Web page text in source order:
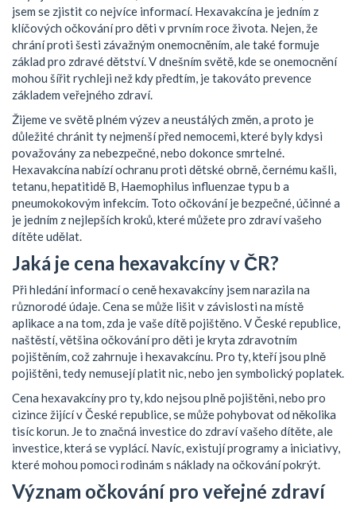
jsem se zjistit co nejvíce informací. Hexavakcína je jedním z
klíčových očkování pro děti v prvním roce života. Nejen, že
chrání proti šesti závažným onemocněním, ale také formuje
základ pro zdravé dětství. V dnešním světě, kde se onemocnění
mohou šířit rychleji než kdy předtím, je takováto prevence
základem veřejného zdraví.
Žijeme ve světě plném výzev a neustálých změn, a proto je
důležité chránit ty nejmenší před nemocemi, které byly kdysi
považovány za nebezpečné, nebo dokonce smrtelné.
Hexavakcína nabízí ochranu proti dětské obrně, černému kašli,
tetanu, hepatitidě B, Haemophilus influenzae typu b a
pneumokokovým infekcím. Toto očkování je bezpečné, účinné a
je jedním z nejlepších kroků, které můžete pro zdraví vašeho
dítěte udělat.
Jaká je cena hexavakcíny v ČR?
Při hledání informací o ceně hexavakcíny jsem narazila na
různorodé údaje. Cena se může lišit v závislosti na místě
aplikace a na tom, zda je vaše dítě pojištěno. V České republice,
naštěstí, většina očkování pro děti je kryta zdravotním
pojištěním, což zahrnuje i hexavakcínu. Pro ty, kteří jsou plně
pojištěni, tedy nemusejí platit nic, nebo jen symbolický poplatek.
Cena hexavakcíny pro ty, kdo nejsou plně pojištěni, nebo pro
cizince žijící v České republice, se může pohybovat od několika
tisíc korun. Je to značná investice do zdraví vašeho dítěte, ale
investice, která se vyplácí. Navíc, existují programy a iniciativy,
které mohou pomoci rodinám s náklady na očkování pokrýt.
Význam očkování pro veřejné zdraví